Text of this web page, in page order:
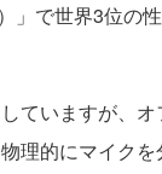
」で世界3位の
ていますが、
理的にマイク